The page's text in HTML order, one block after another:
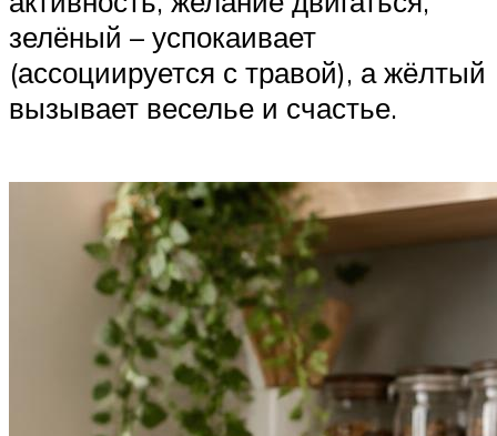
зелёный – успокаивает
(ассоциируется с травой), а жёлтый
вызывает веселье и счастье.